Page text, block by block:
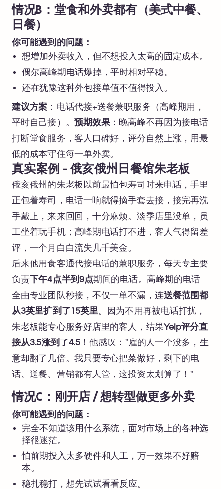
情况B：堂食和外卖都有（美式中餐、
日餐）
你可能遇到的问题：
想增加外卖收入，但不想投入太高的固定成本。
偶尔高峰期电话爆掉，平时相对平稳。
还在犹豫这种外包接单值不值得投入。
建议方案 ：电话代接+送餐兼职服务（高峰期用，
平时自己接）。 预期效果：晚高峰不再因为接电话
打断堂食服务，客人口碑好，评分自然上涨，用最
低的成本守住每一单外卖。
真实案例 - 俄亥俄州日餐馆朱老板
俄亥俄州的朱老板以前最怕包寿司时来电话，手里
正包着寿司，电话一响就得摘手套去接，接完再洗
手戴上，来来回回，十分麻烦。淡季店里没单，员
工坐着玩手机；高峰期电话打不进，客人气得留差
评，一个月白白流失几千美金。
后来他用食客通代接电话的兼职服务，每天专主要
负责下午4点半到9点期间的电话。高峰期的电话
全由专业团队秒接，不仅一单不漏，连送餐范围都
从3英里扩到了15英里。因为不用再被电话打扰，
朱老板能专心服务好店里的客人，结果Yelp评分直
接从3.5涨到了4.5 ！他感叹："雇的人一个没多，生
意却翻了几倍。我只要专心把菜做好，剩下的电
话、送餐、营销都有人管，这投资太划算了！"
情况C：刚开店 / 想转型做更多外卖
你可能遇到的问题：
完全不知道该用什么系统，面对市场上的各种选
择很迷茫。
怕前期投入太多硬件和人工，万一效果不好赔
本。
稳扎稳打，想先试试看看反应。